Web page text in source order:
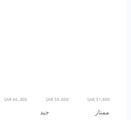
51,900 SAR
59,000 SAR
66,400 SAR
ممتاز جيد